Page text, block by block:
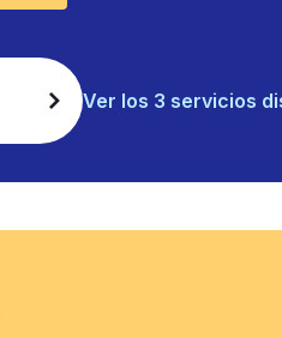
Ver los 3 servicios